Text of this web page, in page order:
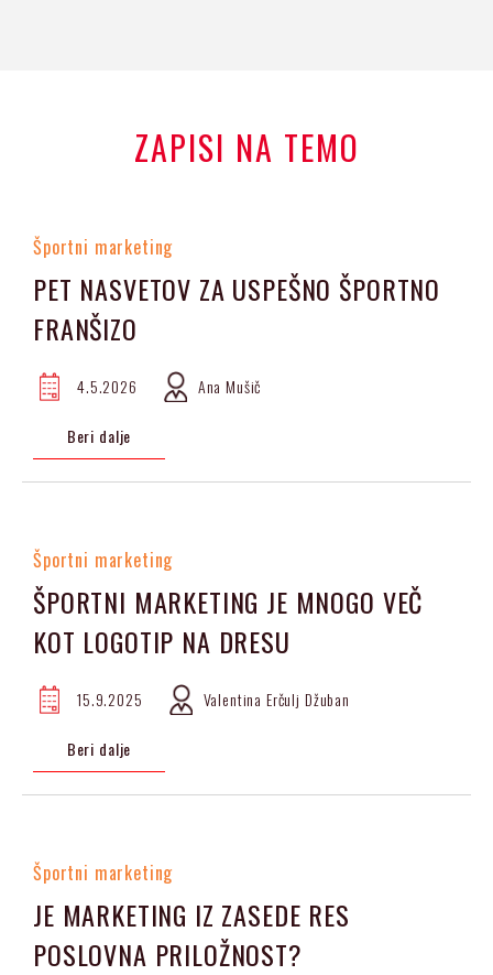
ZAPISI NA TEMO
Športni marketing
PET NASVETOV ZA USPEŠNO ŠPORTNO
FRANŠIZO
4.5.2026 Ana Mušič
Beri dalje
Športni marketing
ŠPORTNI MARKETING JE MNOGO VEČ
KOT LOGOTIP NA DRESU
15.9.2025 Valentina Erčulj Džuban
Beri dalje
Športni marketing
JE MARKETING IZ ZASEDE RES
POSLOVNA PRILOŽNOST?